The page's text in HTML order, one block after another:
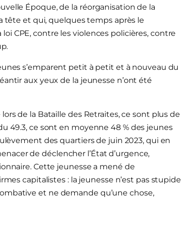
Époque, de la réorganisation de la
tête et qui, quelques temps après le
CPE, contre les violences policières, contre
s’emparent petit à petit et à nouveau du
aux yeux de la jeunesse n’ont été
de la Bataille des Retraites, ce sont plus de
49.3, ce sont en moyenne 48 % des jeunes
des quartiers de juin 2023, qui en
de déclencher l’État d’urgence,
Cette jeunesse a mené de
capitalistes : la jeunesse n’est pas stupide
et ne demande qu’une chose,